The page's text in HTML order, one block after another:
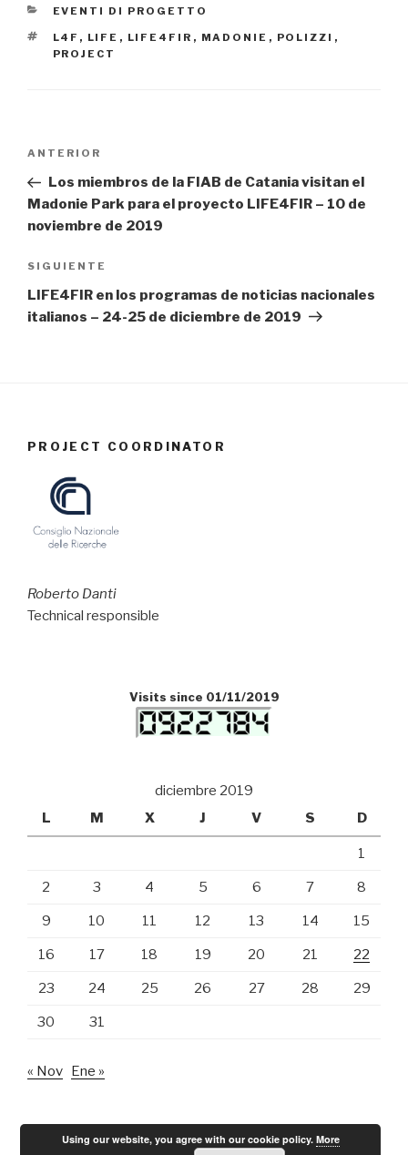
CATEGORÍAS
EVENTI DI PROGETTO
ETIQUETAS
L4F , LIFE , LIFE4FIR , MADONIE , POLIZZI ,
PROJECT
Navegación
entradas
Entrada
anterior:
ANTERIOR
Los miembros de la FIAB de Catania visitan el
Madonie Park para el proyecto LIFE4FIR – 10 de
noviembre de 2019
Siguiente
entrada
SIGUIENTE
LIFE4FIR en los programas de noticias nacionales
italianos – 24-25 de diciembre de 2019
PROJECT COORDINATOR
Roberto Danti
Technical responsible
Visits since 01/11/2019
diciembre 2019
L
M X J V S D
1
2 3 4 5 6 7 8
9 10 11 12 13 14 15
16 17 18 19 20 21 22
23 24 25 26 27 28 29
30 31
« Nov Ene »
Using our website, you agree with our cookie policy. More